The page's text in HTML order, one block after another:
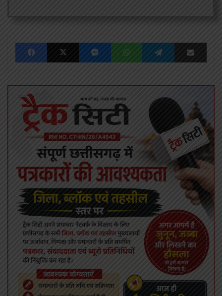
FacebookX MessengerWhatsAppTelegram Share via Email